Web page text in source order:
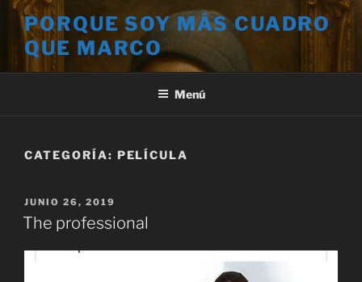
Saltar
contenido
PORQUE SOY MÁS CUADRO
QUE MARCO
Menú
CATEGORÍA: PELÍCULA
PUBLICADO
EL
JUNIO 26, 2019
The professional